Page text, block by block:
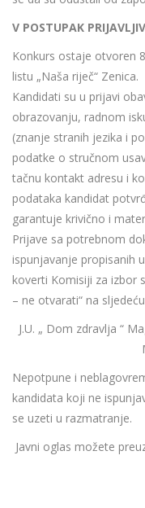
V POSTUPAK
Konkurs ostaje otvoren
listu „Naša riječ“ Zenica.
Kandidati su u prijavi
obrazovanju, radnom
(znanje stranih jezika i
podatke o stručnom
tačnu kontakt adresu i
podataka kandidat
garantuje krivično i
Prijave sa potrebnom
ispunjavanje propisanih
koverti Komisiji za izbor
– ne otvarati“ na
J.U. „ Dom zdravlja “
Nepotpune i
kandidata koji ne
se uzeti u razmatranje.
Javni oglas možete